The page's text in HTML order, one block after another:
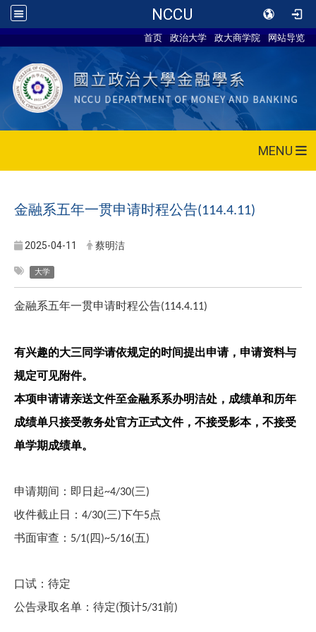
NCCU
首页 政治大学 政大商学院 网站导览
MENU
金融系五年一贯申请时程公告(114.4.11)
2025-04-11 蔡明洁
大学
金融系五年一贯申请时程公告(114.4.11)
有兴趣的大三同学请依规定的时间提出申请，申请资料与
规定可见附件。
本项申请请亲送文件至金融系系办明洁处，成绩单和历年
成绩单只接受教务处官方正式文件，不接受影本，不接受
单学期成绩单。
申请期间：即日起~4/30(三)
收件截止日： 4/30(三)下午5点
书面审查： 5/1( 四)~5/16(五)
口试：待定
公告录取名单：待定(预计5/31前)